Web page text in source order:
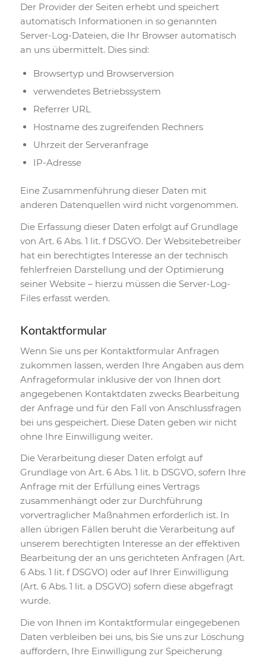
Der Provider der Seiten erhebt und speichert
automatisch Informationen in so genannten
Server-Log-Dateien, die Ihr Browser automatisch
an uns übermittelt. Dies sind:
Browsertyp und Browserversion
verwendetes Betriebssystem
Referrer URL
Hostname des zugreifenden Rechners
Uhrzeit der Serveranfrage
IP-Adresse
Eine Zusammenführung dieser Daten mit
anderen Datenquellen wird nicht vorgenommen.
Die Erfassung dieser Daten erfolgt auf Grundlage
von Art. 6 Abs. 1 lit. f DSGVO. Der Websitebetreiber
hat ein berechtigtes Interesse an der technisch
fehlerfreien Darstellung und der Optimierung
seiner Website – hierzu müssen die Server-Log-
Files erfasst werden.
Kontaktformular
Wenn Sie uns per Kontaktformular Anfragen
zukommen lassen, werden Ihre Angaben aus dem
Anfrageformular inklusive der von Ihnen dort
angegebenen Kontaktdaten zwecks Bearbeitung
der Anfrage und für den Fall von Anschlussfragen
bei uns gespeichert. Diese Daten geben wir nicht
ohne Ihre Einwilligung weiter.
Die Verarbeitung dieser Daten erfolgt auf
Grundlage von Art. 6 Abs. 1 lit. b DSGVO, sofern Ihre
Anfrage mit der Erfüllung eines Vertrags
zusammenhängt oder zur Durchführung
vorvertraglicher Maßnahmen erforderlich ist. In
allen übrigen Fällen beruht die Verarbeitung auf
unserem berechtigten Interesse an der effektiven
Bearbeitung der an uns gerichteten Anfragen (Art.
6 Abs. 1 lit. f DSGVO) oder auf Ihrer Einwilligung
(Art. 6 Abs. 1 lit. a DSGVO) sofern diese abgefragt
wurde.
Die von Ihnen im Kontaktformular eingegebenen
Daten verbleiben bei uns, bis Sie uns zur Löschung
auffordern, Ihre Einwilligung zur Speicherung